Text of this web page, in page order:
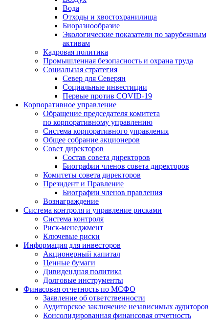
Вода
Отходы и хвостохранилища
Биоразнообразие
Экологические показатели по зарубежным
активам
Кадровая политика
Промышленная безопасность и охрана труда
Социальная стратегия
Север для Северян
Социальные инвестиции
Первые против COVID‑19
Корпоративное управление
Обращение председателя комитета
по корпоративному управлению
Система корпоративного управления
Общее собрание акционеров
Совет директоров
Состав совета директоров
Биографии членов совета директоров
Комитеты совета директоров
Президент и Правление
Биографии членов правления
Вознаграждение
Система контроля и управление рисками
Система контроля
Риск-менеджмент
Ключевые риски
Информация для инвесторов
Акционерный капитал
Ценные бумаги
Дивидендная политика
Долговые инструменты
Финасовая отчетность по МСФО
Заявление об ответственности
Аудиторское заключение независимых аудиторов
Консолидированная финансовая отчетность